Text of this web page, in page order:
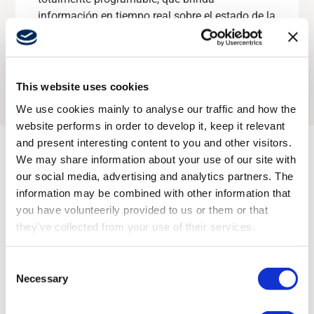
This website uses cookies
We use cookies mainly to analyse our traffic and how the
website performs in order to develop it, keep it relevant
and present interesting content to you and other visitors.
We may share information about your use of our site with
our social media, advertising and analytics partners. The
information may be combined with other information that
you have volunteerily provided to us or them or that
they’ve collected from your use of their services.
Selection
Necessary
información en tiempo real sobre el estado de la
máquina, los modos seleccionados y mucho
funcionalidad de 1 o 2 pasos.
le asegura que su transmisor siempre estará a
Explorar producto
evitar la pérdida accidental de su unidad.
Compatible con estos
receptores